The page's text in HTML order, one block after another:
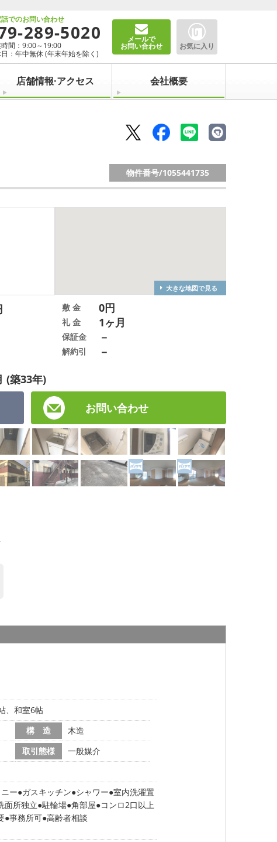
でのお問い合わせ
289-5020
間：9:00～19:00
：年中無休 (年末年始を除く)
メールで
お問い合わせ お気に入り
店舗情報·アクセス 会社概要
物件番号/1055441735
大きな地図で見る
お問い合わせ
(築33年)
敷 金 0円
礼 金 1ヶ月
保証金 －
解約引 －
、和室6帖
構 造
木造
取引態様
一般媒介
ー ガスキッチン シャワー 室内洗濯置
面所独立 駐輪場 角部屋 コンロ2口以上
事務所可 高齢者相談